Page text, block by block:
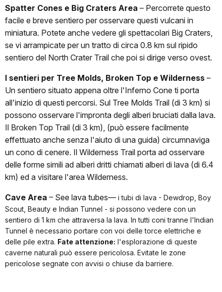
Spatter Cones e Big Craters Area – Percorrete questo
facile e breve sentiero per osservare questi vulcani in
miniatura. Potete anche vedere gli spettacolari Big Craters,
se vi arrampicate per un tratto di circa 0.8 km sul ripido
sentiero del North Crater Trail che poi si dirige verso ovest.
I sentieri per Tree Molds, Broken Top e Wilderness –
Un sentiero situato appena oltre l'Inferno Cone ti porta
all'inizio di questi percorsi. Sul Tree Molds Trail (di 3 km) si
possono osservare l'impronta degli alberi bruciati dalla lava.
Il Broken Top Trail (di 3 km), (può essere facilmente
effettuato anche senza l'aiuto di una guida) circumnaviga
un cono di cenere. Il Wilderness Trail porta ad osservare
delle forme simili ad alberi dritti chiamati alberi di lava (di 6.4
km) ed a visitare l'area Wilderness.
Cave Area – See lava tubes— i tubi di lava - Dewdrop, Boy
Scout, Beauty e Indian Tunnel - si possono vedere con un
sentiero di 1 km che attraversa la lava. In tutti coni tranne l'Indian
Tunnel è necessario portare con voi delle torce elettriche e
delle pile extra. Fate attenzione: l'esplorazione di queste
caverne naturali può essere pericolosa. Evitate le zone
pericolose segnate con avvisi o chiuse da barriere.